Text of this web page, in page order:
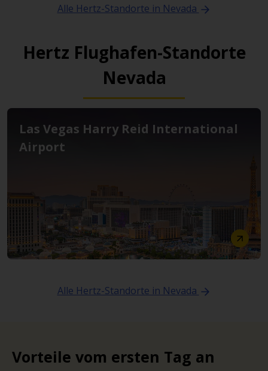
Alle Hertz-Standorte in Nevada
Hertz Flughafen-Standorte
Nevada
Las Vegas Harry Reid International
Airport
Alle Hertz-Standorte in Nevada
Vorteile vom ersten Tag an